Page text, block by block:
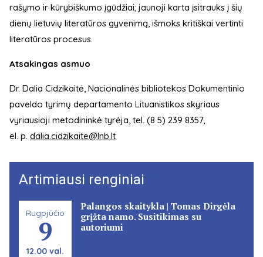
rašymo ir kūrybiškumo įgūdžiai; jaunoji karta įsitrauks į šių
dienų lietuvių literatūros gyvenimą, išmoks kritiškai vertinti
literatūros procesus.
Atsakingas asmuo
Dr. Dalia Cidzikaitė, Nacionalinės bibliotekos Dokumentinio
paveldo tyrimų departamento Lituanistikos skyriaus
vyriausioji metodininkė tyrėja, tel. (8 5) 239 8357,
el. p. dalia.cidzikaite@lnb.lt
Artimiausi renginiai
Rugpjūčio
9
12.00 val.
Palangos skaitykla | Tomas Dirgėla
grįžta namo. Susitikimas su
autoriumi